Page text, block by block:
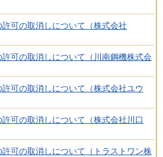
可の取消しについて（株式会社
可の取消しについて（川南鋼機株式会
可の取消しについて（株式会社ユウ
可の取消しについて（株式会社川口
可の取消しについて（トラストワン株